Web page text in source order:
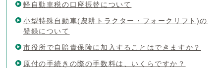
軽自動車税の口座振替について
小型特殊自動車(農耕トラクター・フォークリフト)の
登録について
市役所で自賠責保険に加入することはできますか？
原付の手続きの際の手数料は、いくらですか？